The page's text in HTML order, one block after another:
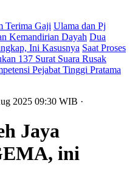
Terima Gaji Ulama dan Pj
Kemandirian Dayah Dua
Ini Kasusnya Saat Proses
137 Surat Suara Rusak
Pejabat Tinggi Pratama
2025 09:30 WIB ·
Jaya
ini